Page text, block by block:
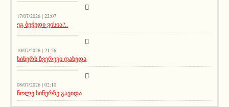
17/07/2026 | 22:07
ეგ ბეჭედი ვისია?..
სიახლეები
10/07/2026 | 21:56
სინერს ზვერევი დახვდა
სიახლეები
08/07/2026 | 02:10
ნოლე სინერზე გავიდა